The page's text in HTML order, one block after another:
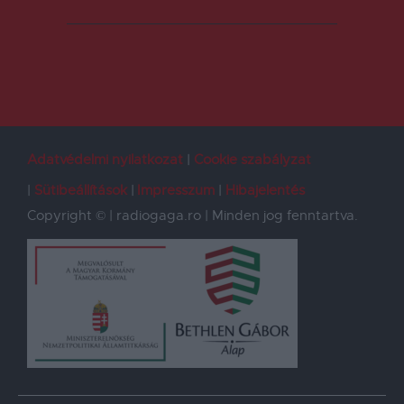
Adatvédelmi nyilatkozat
Cookie szabályzat
Sütibeállítások
Impresszum
Hibajelentés
Copyright © | radiogaga.ro | Minden jog fenntartva.